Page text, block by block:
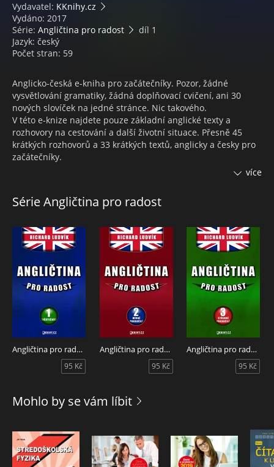
Vydavatel: KKnihy.cz
Vydáno: 2017
Série: Angličtina pro radost
díl 1
Jazyk: český
Počet stran: 59
Anglicko-česká e-kniha pro začátečníky. Pozor, žádné
vysvětlování gramatiky, žádná doplňovací cvičení, ani 30
nových slovíček na jedné stránce. Nic takového.
V této e-knize najdete pouze základní anglické texty a
rozhovory na cestování a další životní situace. Přesně 45
krátkých rozhovorů a 33 krátkých textů, anglicky a česky pro
začátečníky.
Budete číst anglicky, překládat do češtiny a tak se zlepšovat.
Na konci najdete všechna slovíčka s výslovností speciálně
pro vás bude mnohem jednodušší.
Také se automaticky seznámíte s přítomným a pak s
budoucím časem a procvičíte si kolem 450 nejzákladnějších
anglických slovíček.
více
Série Angličtina pro radost
Angličtina pro radost I.
95 Kč
Angličtina pro radost II.
95 Kč
Angličtina pro radost III.
95 Kč
Mohlo by se vám líbit